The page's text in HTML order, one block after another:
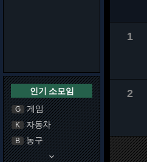
인기 소모임
G 게임
K 자동차
B 농구
keyboard_arrow_down
1
2